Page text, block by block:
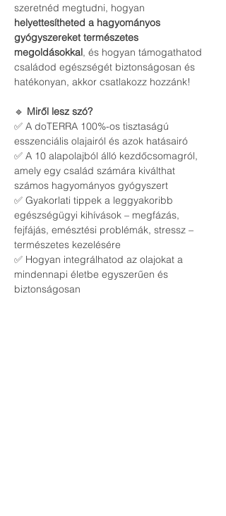
szeretnéd megtudni, hogyan
helyettesítheted a hagyományos
gyógyszereket természetes
megoldásokkal, és hogyan támogathatod
családod egészségét biztonságosan és
hatékonyan, akkor csatlakozz hozzánk!
🔹 Miről lesz szó?
✅ A doTERRA 100%-os tisztaságú
esszenciális olajairól és azok hatásairó
✅ A 10 alapolajból álló kezdőcsomagról,
amely egy család számára kiválthat
számos hagyományos gyógyszert
✅ Gyakorlati tippek a leggyakoribb
egészségügyi kihívások – megfázás,
fejfájás, emésztési problémák, stressz –
természetes kezelésére
✅ Hogyan integrálhatod az olajokat a
mindennapi életbe egyszerűen és
biztonságosan